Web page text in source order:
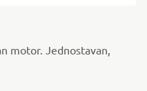
motor. Jednostavan,